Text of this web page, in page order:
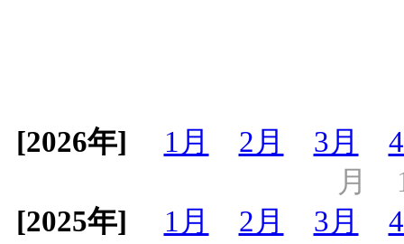
[2026年] 1月 2月 3月
月
[2025年]
1月 2月 3月